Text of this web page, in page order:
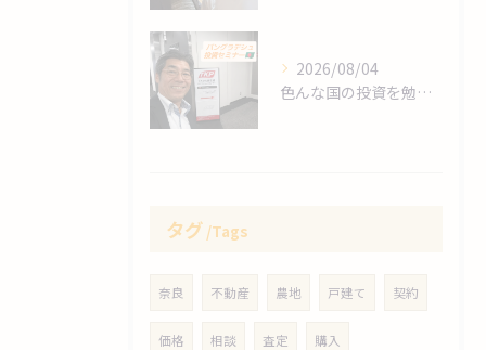
2026/08/04
色んな国の投資を勉強します❗
タグ Tags
奈良 不動産 農地 戸建て 契約
価格 相談 査定 購入